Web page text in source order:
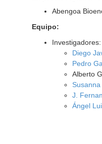
Abengoa
Equipo:
Investigadores:
Diego
Pedro
Alberto
J.
Ángel